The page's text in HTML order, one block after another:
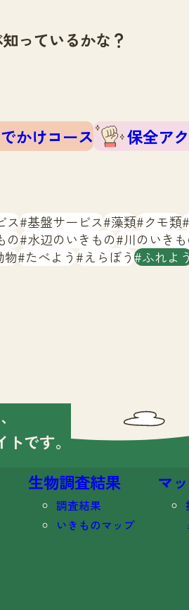
っているかな？
かけコース
保全ア
ス 基盤サービス 藻類 クモ類
の 水辺のいきもの 川のいき
物 たべよう えらぼう ふれよ
です。
生物調査結果
調査結果
いきものマップ
マ